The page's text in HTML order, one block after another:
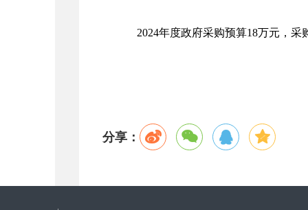
2024年度政府采购预算18万元，采
分享：